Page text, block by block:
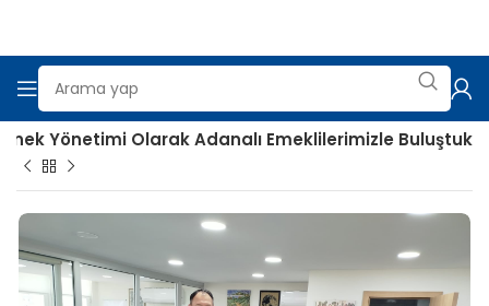
Yönetimi Olarak Adanalı Emeklilerimizle Buluştuk